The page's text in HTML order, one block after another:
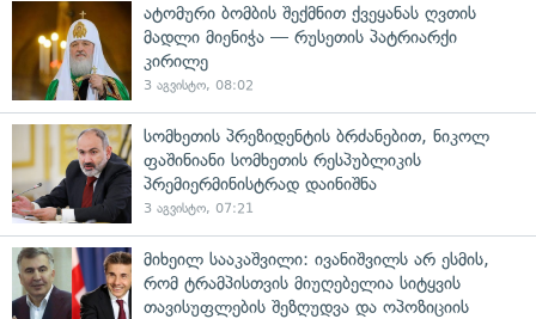
ატომური ბომბის შექმნით ქვეყანას ღვთის
მადლი მიენიჭა — რუსეთის პატრიარქი
კირილე
3 აგვისტო, 08:02
სომხეთის პრეზიდენტის ბრძანებით, ნიკოლ
ფაშინიანი სომხეთის რესპუბლიკის
პრემიერმინისტრად დაინიშნა
3 აგვისტო, 07:21
მიხეილ სააკაშვილი: ივანიშვილს არ ესმის,
რომ ტრამპისთვის მიუღებელია სიტყვის
თავისუფლების შეზღუდვა და ოპოზიციის